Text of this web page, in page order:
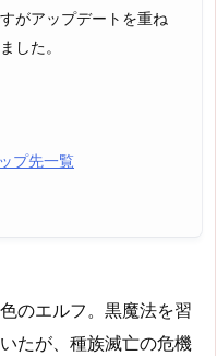
がアップデートを重ね
した。
プ先一覧
のエルフ。黒魔法を習
たが、種族滅亡の危機